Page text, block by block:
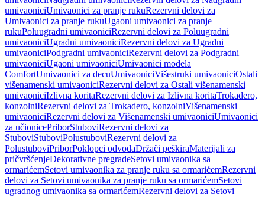
umivaoniciUmivaonici za pranje rukuRezervni delovi za
Umivaonici za pranje rukuUgaoni umivaonici za pranje
rukuPoluugradni umivaoniciRezervni delovi za Poluugradni
umivaoniciUgradni umivaoniciRezervni delovi za Ugradni
umivaoniciPodgradni umivaoniciRezervni delovi za Podgradni
umivaoniciUgaoni umivaoniciUmivaonici modela
ComfortUmivaonici za decuUmivaoniciVišestruki umivaoniciOstali
višenamenski umivaoniciRezervni delovi za Ostali višenamenski
umivaoniciIzlivna koritaRezervni delovi za Izlivna koritaTrokadero,
konzolniRezervni delovi za Trokadero, konzolniVišenamenski
umivaoniciRezervni delovi za Višenamenski umivaoniciUmivaonici
za učionicePriborStuboviRezervni delovi za
StuboviStuboviPolustuboviRezervni delovi za
PolustuboviPriborPoklopci odvodaDržači peškiraMaterijali za
pričvršćenjeDekorativne pregradeSetovi umivaonika sa
ormarićemSetovi umivaonika za pranje ruku sa ormarićemRezervni
delovi za Setovi umivaonika za pranje ruku sa ormarićemSetovi
ugradnog umivaonika sa ormarićemRezervni delovi za Setovi